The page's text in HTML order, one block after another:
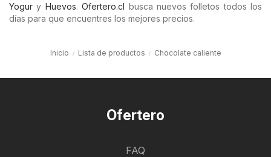
Yogur y Huevos.Ofertero.cl busca nuevos folletos todos los
días para que encuentres los mejores precios.
Inicio Lista de productos Chocolate caliente
Ofertero
FAQ